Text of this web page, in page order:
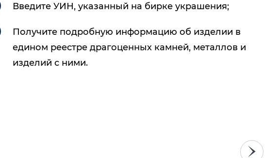
Введите УИН, указанный на бирке украшения;
Получите подробную информацию об изделии в
едином реестре драгоценных камней, металлов и
изделий с ними.